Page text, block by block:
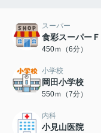
スーパー
食彩スーパーＦ
450ｍ（6分）
小学校
岡田小学校
550ｍ（7分）
内科
小見山医院